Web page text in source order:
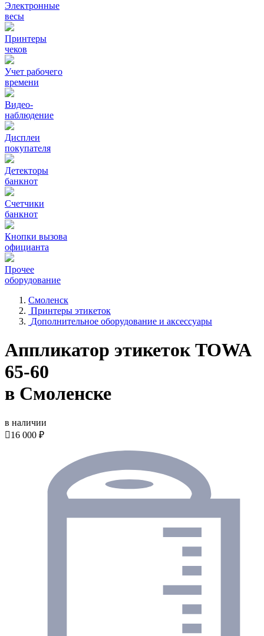
Электронные
весы
Принтеры
чеков
Учет рабочего
времени
Видео‑
наблюдение
Дисплеи
покупателя
Детекторы
банкнот
Счетчики
банкнот
Кнопки вызова
официанта
Прочее
оборудование
Смоленск
Принтеры этикеток
Дополнительное оборудование и аксессуары
Аппликатор этикеток TOWA
65-60
в Смоленске
в наличии
16 000 ₽